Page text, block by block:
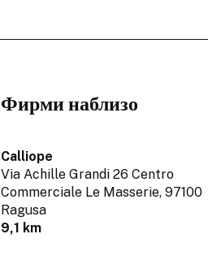
Фирми наблизо
Calliope
Via Achille Grandi 26 Centro
Commerciale Le Masserie, 97100
Ragusa
9,1 km